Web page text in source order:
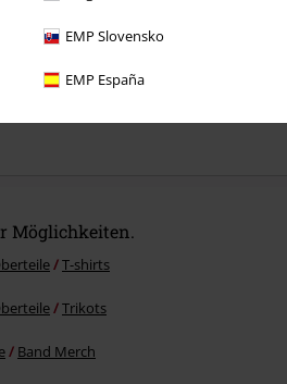
EMP Slovensko
EMP España
Möglichkeiten.
T-shirts
Trikots
Band Merch